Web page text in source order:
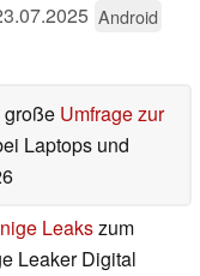
Android
große Umfrage zur
Laptops und
Leakszum
Leaker Digital